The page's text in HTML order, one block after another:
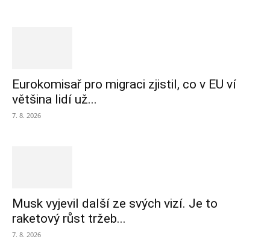
Eurokomisař pro migraci zjistil, co v EU ví
většina lidí už...
7. 8. 2026
Musk vyjevil další ze svých vizí. Je to
raketový růst tržeb...
7. 8. 2026